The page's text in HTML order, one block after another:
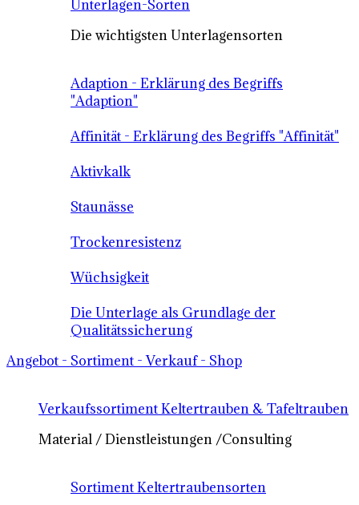
Unterlagen-Sorten
Die wichtigsten Unterlagensorten
Adaption - Erklärung des Begriffs
"Adaption"
Affinität - Erklärung des Begriffs "Affinität"
Aktivkalk
Staunässe
Trockenresistenz
Wüchsigkeit
Die Unterlage als Grundlage der
Qualitätssicherung
Angebot - Sortiment - Verkauf - Shop
Verkaufssortiment Keltertrauben & Tafeltrauben
Material / Dienstleistungen /Consulting
Sortiment Keltertraubensorten